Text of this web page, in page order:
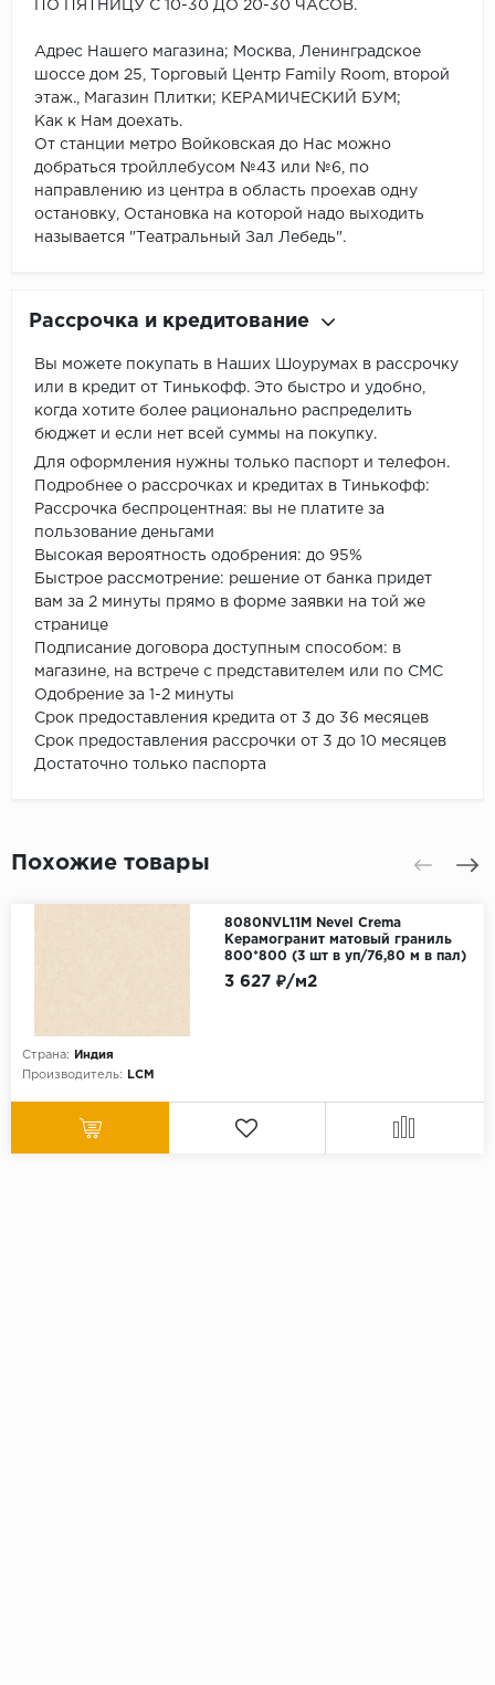
ПО ПЯТНИЦУ С 10-30 ДО 20-30 ЧАСОВ.
Адрес Нашего магазина; Москва, Ленинградское
шоссе дом 25, Торговый Центр Family Room, второй
этаж., Магазин Плитки; КЕРАМИЧЕСКИЙ БУМ;
Как к Нам доехать.
От станции метро Войковская до Нас можно
добраться тройллебусом №43 или №6, по
направлению из центра в область проехав одну
остановку, Остановка на которой надо выходить
называется "Театральный Зал Лебедь".
Рассрочка и кредитование
Вы можете покупать в Наших Шоурумах в рассрочку
или в кредит от Тинькофф. Это быстро и удобно,
когда хотите более рационально распределить
бюджет и если нет всей суммы на покупку.
Для оформления нужны только паспорт и телефон.
Подробнее о рассрочках и кредитах в Тинькофф:
Рассрочка беспроцентная: вы не платите за
пользование деньгами
Высокая вероятность одобрения: до 95%
Быстрое рассмотрение: решение от банка придет
вам за 2 минуты прямо в форме заявки на той же
странице
Подписание договора доступным способом: в
магазине, на встрече с представителем или по СМС
Одобрение за 1-2 минуты
Срок предоставления кредита от 3 до 36 месяцев
Срок предоставления рассрочки от 3 до 10 месяцев
Достаточно только паспорта
Похожие товары
8080NVL11M Nevel Crema
Керамогранит матовый граниль
800*800 (3 шт в уп/76,80 м в пал)
Страна:
Индия
Производитель:
LCM
3 627 ₽/м2